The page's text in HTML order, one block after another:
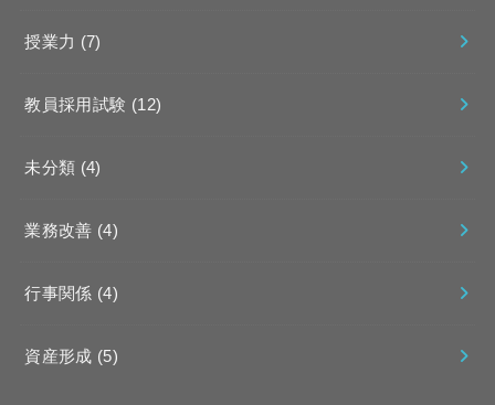
授業力 (7)
教員採用試験 (12)
未分類 (4)
業務改善 (4)
行事関係 (4)
資産形成 (5)